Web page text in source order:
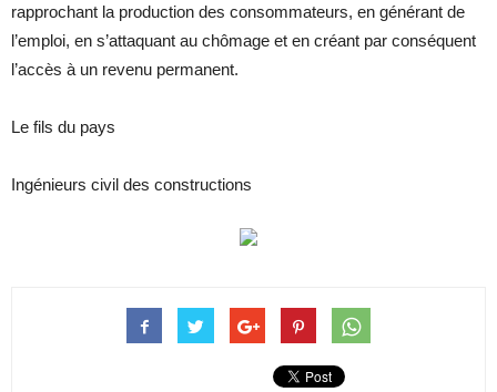
rapprochant la production des consommateurs, en générant de
l’emploi, en s’attaquant au chômage et en créant par conséquent
l’accès à un revenu permanent.
Le fils du pays
Ingénieurs civil des constructions